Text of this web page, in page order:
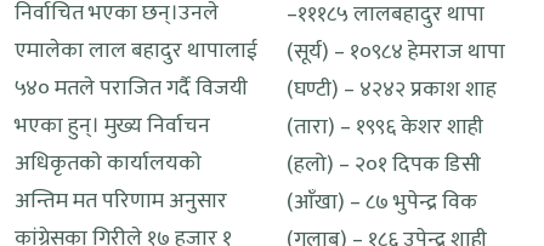
निर्वाचित भएका छन्।उनले
एमालेका लाल बहादुर थापालाई
५४० मतले पराजित गर्दै विजयी
भएका हुन्। मुख्य निर्वाचन
अधिकृतकाे कार्यालयकाे
अन्तिम मत परिणाम अनुसार
कांग्रेसका गिरीले १७ हजार १
–१११८५ लालबहादुर थापा
(सूर्य) – १०९८४ हेमराज थापा
(घण्टी) – ४२४२ प्रकाश शाह
(तारा) – १९९६ केशर शाही
(हलो) – २०१ दिपक डिसी
(आँखा) – ८७ भुपेन्द्र विक